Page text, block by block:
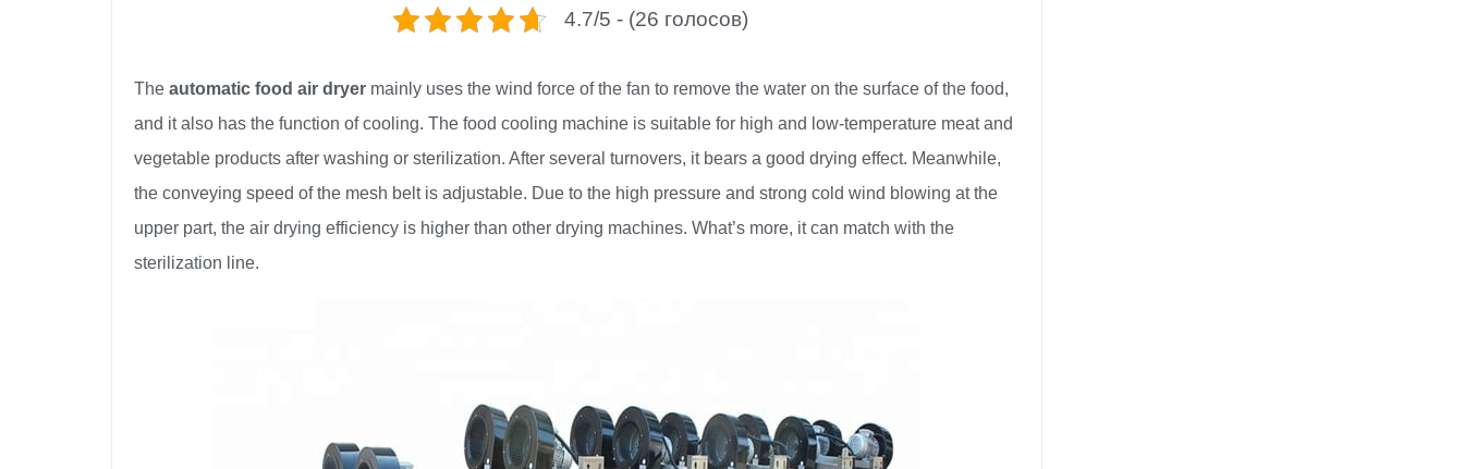
4.7/5 - (26 голосов)
The automatic food air dryer mainly uses the wind force of the fan to remove the water on the surface of the food,
and it also has the function of cooling. The food cooling machine is suitable for high and low-temperature meat and
vegetable products after washing or sterilization. After several turnovers, it bears a good drying effect. Meanwhile,
the conveying speed of the mesh belt is adjustable. Due to the high pressure and strong cold wind blowing at the
upper part, the air drying efficiency is higher than other drying machines. What’s more, it can match with the
sterilization line.